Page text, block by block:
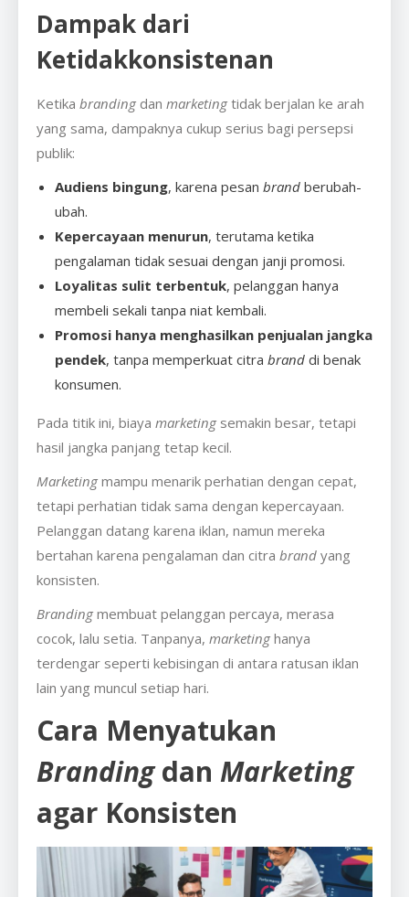
Dampak dari
Ketidakkonsistenan
Ketika branding dan marketing tidak berjalan ke arah
yang sama, dampaknya cukup serius bagi persepsi
publik:
Audiens bingung, karena pesan brand berubah-
ubah.
Kepercayaan menurun, terutama ketika
pengalaman tidak sesuai dengan janji promosi.
Loyalitas sulit terbentuk, pelanggan hanya
membeli sekali tanpa niat kembali.
Promosi hanya menghasilkan penjualan jangka
pendek, tanpa memperkuat citra brand di benak
konsumen.
Pada titik ini, biaya marketing semakin besar, tetapi
hasil jangka panjang tetap kecil.
Marketing mampu menarik perhatian dengan cepat,
tetapi perhatian tidak sama dengan kepercayaan.
Pelanggan datang karena iklan, namun mereka
bertahan karena pengalaman dan citra brand yang
konsisten.
Branding membuat pelanggan percaya, merasa
cocok, lalu setia. Tanpanya, marketing hanya
terdengar seperti kebisingan di antara ratusan iklan
lain yang muncul setiap hari.
Cara Menyatukan
Brandingdan Marketing
agar Konsisten